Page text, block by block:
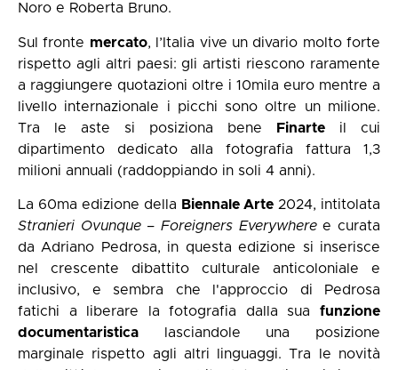
Noro e Roberta Bruno.
Sul fronte mercato, l’Italia vive un divario molto forte
rispetto agli altri paesi: gli artisti riescono raramente
a raggiungere quotazioni oltre i 10mila euro mentre a
livello internazionale i picchi sono oltre un milione.
Tra le aste si posiziona bene
Finarte il cui
dipartimento dedicato alla fotografia fattura 1,3
milioni annuali (raddoppiando in soli 4 anni).
La 60ma edizione della Biennale Arte 2024, intitolata
Stranieri Ovunque – Foreigners Everywheree curata
da Adriano Pedrosa, in questa edizione si inserisce
nel crescente dibattito culturale anticoloniale e
inclusivo, e sembra che l'approccio di Pedrosa
fatichi a liberare la fotografia dalla sua funzione
documentaristica lasciandole una posizione
marginale rispetto agli altri linguaggi. Tra le novità